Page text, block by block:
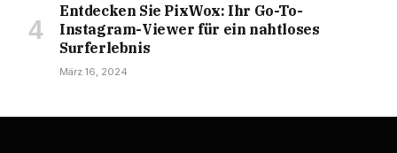
Entdecken Sie PixWox: Ihr Go-To-
Instagram-Viewer für ein nahtloses
Surferlebnis
März 16, 2024